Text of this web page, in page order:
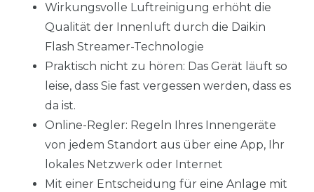
Wirkungsvolle Luftreinigung erhöht die
Qualität der Innenluft durch die Daikin
Flash Streamer-Technologie
Praktisch nicht zu hören: Das Gerät läuft so
leise, dass Sie fast vergessen werden, dass es
da ist.
Online-Regler: Regeln Ihres Innengeräte
von jedem Standort aus über eine App, Ihr
lokales Netzwerk oder Internet
Mit einer Entscheidung für eine Anlage mit